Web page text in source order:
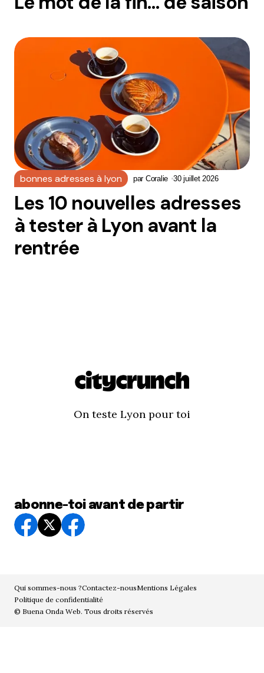
bonnes adresses à lyon par Coralie 30 juillet 2026
Les 10 nouvelles adresses
à tester à Lyon avant la
rentrée
On teste Lyon pour toi
abonne-toi avant de partir
Qui sommes-nous ?Contactez-nousMentions Légales
Politique de confidentialité
© Buena Onda Web. Tous droits réservés